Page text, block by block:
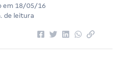
em 18/05/16
de leitura